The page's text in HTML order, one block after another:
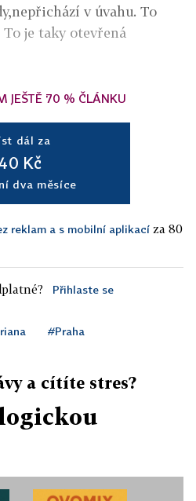
v úvahu. To
je taky otevřená
JEŠTĚ 70 % ČLÁNKU
dál za
40 Kč
dva měsíce
reklam a s mobilní aplikací za 80
Přihlaste se
#Praha
a cítíte stres?